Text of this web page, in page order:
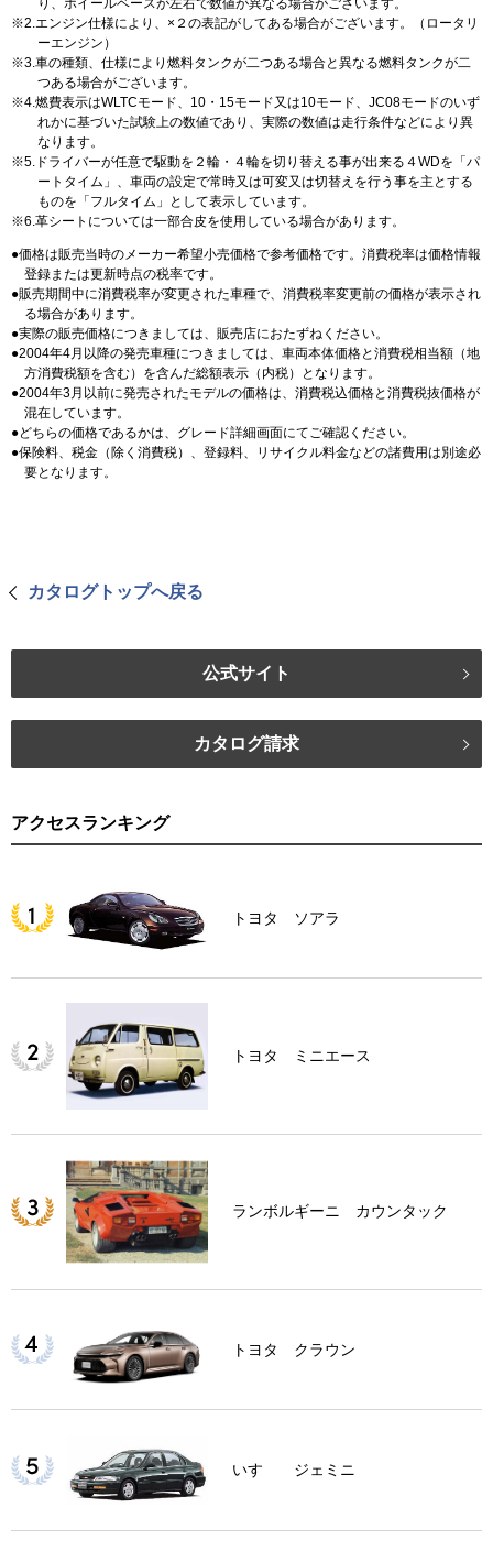
り、ホイールベースが左右で数値が異なる場合がございます。
2.エンジン仕様により、×２の表記がしてある場合がございます。（ロータリ
ーエンジン）
3.車の種類、仕様により燃料タンクが二つある場合と異なる燃料タンクが二
つある場合がございます。
4.燃費表示はWLTCモード、10・15モード又は10モード、JC08モードのいず
れかに基づいた試験上の数値であり、実際の数値は走行条件などにより異
なります。
5.ドライバーが任意で駆動を２輪・４輪を切り替える事が出来る４WDを「パ
ートタイム」、車両の設定で常時又は可変又は切替えを行う事を主とする
ものを「フルタイム」として表示しています。
6.革シートについては一部合皮を使用している場合があります。
価格は販売当時のメーカー希望小売価格で参考価格です。消費税率は価格情報
登録または更新時点の税率です。
販売期間中に消費税率が変更された車種で、消費税率変更前の価格が表示され
る場合があります。
実際の販売価格につきましては、販売店におたずねください。
2004年4月以降の発売車種につきましては、車両本体価格と消費税相当額（地
方消費税額を含む）を含んだ総額表示（内税）となります。
2004年3月以前に発売されたモデルの価格は、消費税込価格と消費税抜価格が
混在しています。
どちらの価格であるかは、グレード詳細画面にてご確認ください。
保険料、税金（除く消費税）、登録料、リサイクル料金などの諸費用は別途必
要となります。
カタログトップへ戻る
公式サイト
カタログ請求
アクセスランキング
トヨタ ソアラ
トヨタ ミニエース
ランボルギーニ カウンタック
トヨタ クラウン
いすゞ ジェミニ